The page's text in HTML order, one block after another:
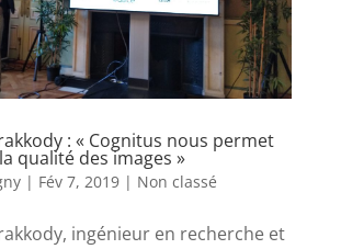
: « Cognitus nous permet
qualité des images »
| Fév 7, 2019| Non classé
ingénieur en recherche et